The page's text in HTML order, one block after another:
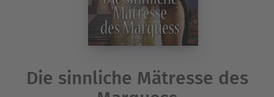
Die sinnliche Mätresse des